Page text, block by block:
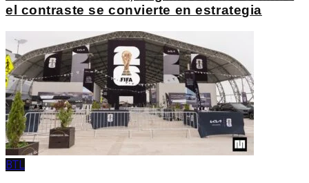
el contraste se convierte en estrategia
BTL